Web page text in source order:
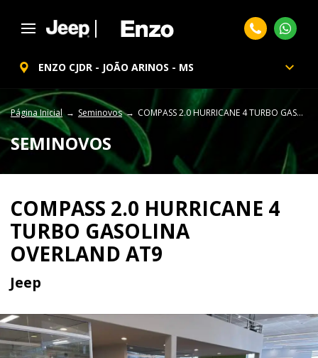
ENZO CJDR - JOÃO ARINOS - MS
Página Inicial Seminovos COMPASS 2.0 HURRICANE 4 TURBO GASOLINA OVERLAND AT9
SEMINOVOS
COMPASS 2.0 HURRICANE 4
TURBO GASOLINA
OVERLAND AT9
Jeep